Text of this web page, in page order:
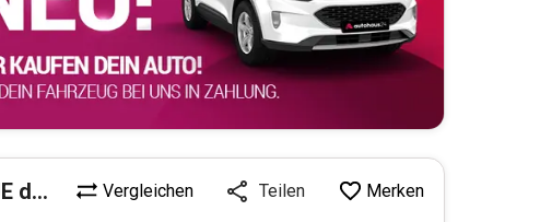
6d) Vergleichen Teilen Merken